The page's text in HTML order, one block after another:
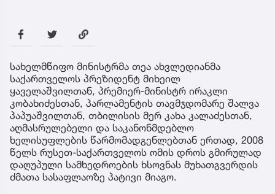
სახელმწიფო მინისტრმა თეა ახვლედიანმა
საქართველოს პრეზიდენტ მიხეილ
ყაველაშვილთან, პრემიერ-მინისტრ ირაკლი
კობახიძესთან, პარლამენტის თავმჯდომარე შალვა
პაპუაშვილთან, თბილისის მერ კახა კალაძესთან,
აღმასრულებელი და საკანონმდებლო
ხელისუფლების წარმომადგენლებთან ერთად, 2008
წელს რუსეთ-საქართველოს ომის დროს გმირულად
დაღუპული სამხედროების ხსოვნას მუხათგვერდის
ძმათა სასაფლაოზე პატივი მიაგო.